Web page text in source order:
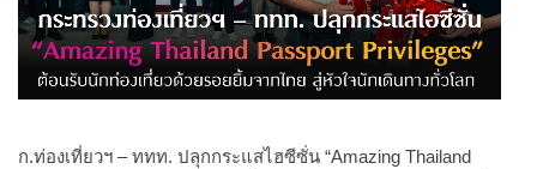
ก.ท่องเที่ยวฯ – ททท. ปลุกกระแสไฮซีซั่น “Amazing Thailand